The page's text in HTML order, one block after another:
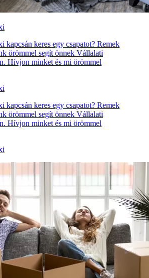
kapcsán keres egy csapatot? Remek
örömmel segít önnek Vállalati
Hívjon minket és mi örömmel
kapcsán keres egy csapatot? Remek
örömmel segít önnek Vállalati
Hívjon minket és mi örömmel